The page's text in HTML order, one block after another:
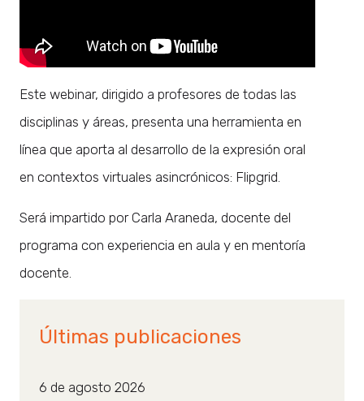
Este webinar, dirigido a profesores de todas las
disciplinas y áreas, presenta una herramienta en
línea que aporta al desarrollo de la expresión oral
en contextos virtuales asincrónicos: Flipgrid.
Será impartido por Carla Araneda, docente del
programa con experiencia en aula y en mentoría
docente.
Últimas publicaciones
6 de agosto 2026